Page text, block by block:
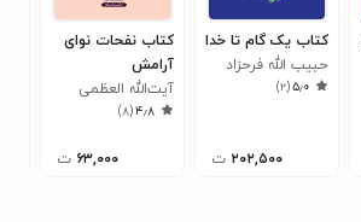
کتاب یک گام تا خدا
حبیب الله فرحزاد
۵٫۰(۲)
۲۰۲,۵۰۰ ت
کتاب نفحات نوای
آرامش
آیت‌الله العظمی
محمدتقی بهجت
۴٫۸(۸)
۶۳,۰۰۰ ت